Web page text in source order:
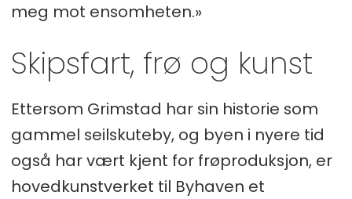
meg mot ensomheten.»
Skipsfart, frø og kunst
Ettersom Grimstad har sin historie som
gammel seilskuteby, og byen i nyere tid
også har vært kjent for frøproduksjon, er
hovedkunstverket til Byhaven et